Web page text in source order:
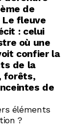
de
fleuve
: celui
où une
confier la
de la
forêts,
de
éléments
?